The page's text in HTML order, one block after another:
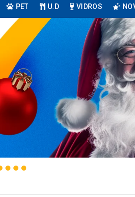
PET U.D VIDROS